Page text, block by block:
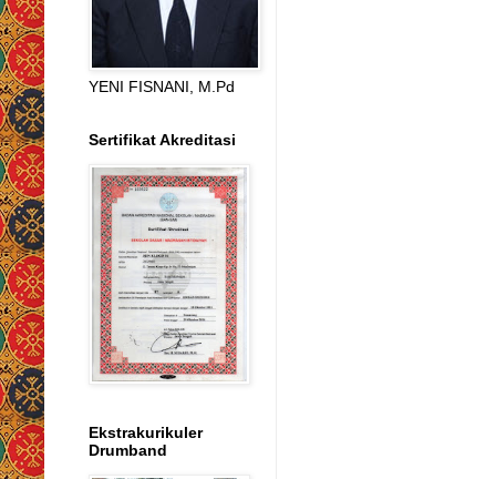
YENI FISNANI, M.Pd
Sertifikat Akreditasi
Ekstrakurikuler
Drumband